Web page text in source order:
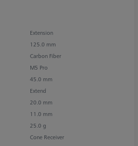
Extension
125.0 mm
Carbon Fiber
M5 Pro
45.0 mm
Extend
20.0 mm
11.0 mm
25.0 g
Cone Receiver